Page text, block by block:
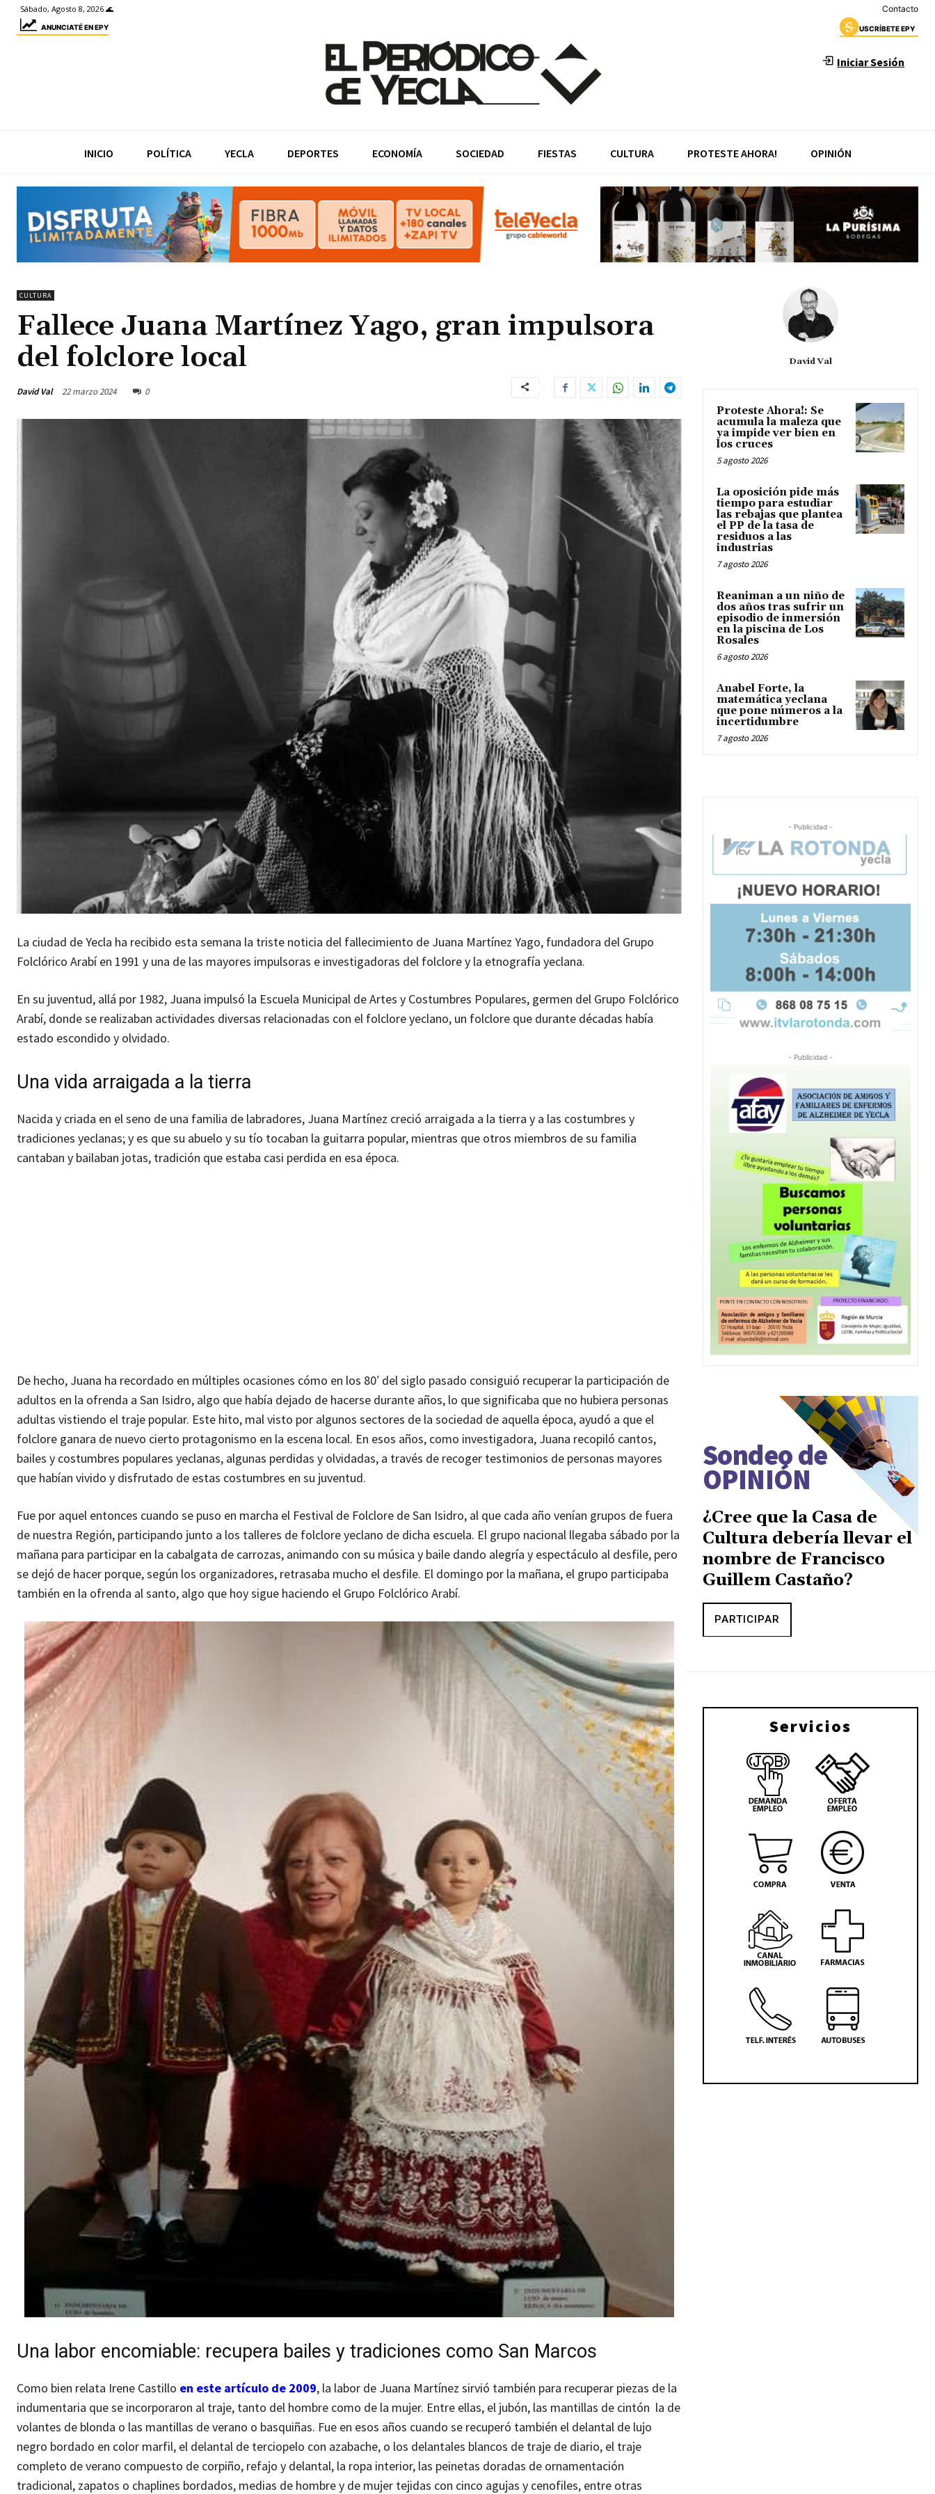
Sábado, Agosto 8, 2026 🌊 Contacto
ANUNCIATÉ EN EPY USCRÍBETE EPY
Iniciar Sesión
INICIO POLÍTICA YECLA DEPORTES ECONOMÍA SOCIEDAD FIESTAS CULTURA PROTESTE AHORA! OPINIÓN
CULTURA
Fallece Juana Martínez Yago, gran impulsora
del folclore local
David Val 22 marzo 2024 0
La ciudad de Yecla ha recibido esta semana la triste noticia del fallecimiento de Juana Martínez Yago, fundadora del Grupo
Folclórico Arabí en 1991 y una de las mayores impulsoras e investigadoras del folclore y la etnografía yeclana.
En su juventud, allá por 1982, Juana impulsó la Escuela Municipal de Artes y Costumbres Populares, germen del Grupo Folclórico
Arabí, donde se realizaban actividades diversas relacionadas con el folclore yeclano, un folclore que durante décadas había
estado escondido y olvidado.
Una vida arraigada a la tierra
Nacida y criada en el seno de una familia de labradores, Juana Martínez creció arraigada a la tierra y a las costumbres y
tradiciones yeclanas; y es que su abuelo y su tío tocaban la guitarra popular, mientras que otros miembros de su familia
cantaban y bailaban jotas, tradición que estaba casi perdida en esa época.
De hecho, Juana ha recordado en múltiples ocasiones cómo en los 80′ del siglo pasado consiguió recuperar la participación de
adultos en la ofrenda a San Isidro, algo que había dejado de hacerse durante años, lo que significaba que no hubiera personas
adultas vistiendo el traje popular. Este hito, mal visto por algunos sectores de la sociedad de aquella época, ayudó a que el
folclore ganara de nuevo cierto protagonismo en la escena local. En esos años, como investigadora, Juana recopiló cantos,
bailes y costumbres populares yeclanas, algunas perdidas y olvidadas, a través de recoger testimonios de personas mayores
que habían vivido y disfrutado de estas costumbres en su juventud.
Fue por aquel entonces cuando se puso en marcha el Festival de Folclore de San Isidro, al que cada año venían grupos de fuera
de nuestra Región, participando junto a los talleres de folclore yeclano de dicha escuela. El grupo nacional llegaba sábado por la
mañana para participar en la cabalgata de carrozas, animando con su música y baile dando alegría y espectáculo al desfile, pero
se dejó de hacer porque, según los organizadores, retrasaba mucho el desfile. El domingo por la mañana, el grupo participaba
también en la ofrenda al santo, algo que hoy sigue haciendo el Grupo Folclórico Arabí.
Una labor encomiable: recupera bailes y tradiciones como San Marcos
Como bien relata Irene Castillo en este artículo de 2009, la labor de Juana Martínez sirvió también para recuperar piezas de la
indumentaria que se incorporaron al traje, tanto del hombre como de la mujer. Entre ellas, el jubón, las mantillas de cintón la de
volantes de blonda o las mantillas de verano o basquiñas. Fue en esos años cuando se recuperó también el delantal de lujo
negro bordado en color marfil, el delantal de terciopelo con azabache, o los delantales blancos de traje de diario, el traje
completo de verano compuesto de corpiño, refajo y delantal, la ropa interior, las peinetas doradas de ornamentación
tradicional, zapatos o chaplines bordados, medias de hombre y de mujer tejidas con cinco agujas y cenofiles, entre otras
David Val
Proteste Ahora!: Se
acumula la maleza que
ya impide ver bien en
los cruces
5 agosto 2026
La oposición pide más
tiempo para estudiar
las rebajas que plantea
el PP de la tasa de
residuos a las
industrias
7 agosto 2026
Reaniman a un niño de
dos años tras sufrir un
episodio de inmersión
en la piscina de Los
Rosales
6 agosto 2026
Anabel Forte, la
matemática yeclana
que pone números a la
incertidumbre
7 agosto 2026
- Publicidad -
- Publicidad -
Sondeo de
OPINIÓN
¿Cree que la Casa de
Cultura debería llevar el
nombre de Francisco
Guillem Castaño?
PARTICIPAR
Servicios